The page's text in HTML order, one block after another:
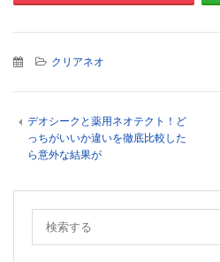
クリアネオ
デオシークと薬用ネオテクト！ど
っちがいいか違いを徹底比較した
ら意外な結果が